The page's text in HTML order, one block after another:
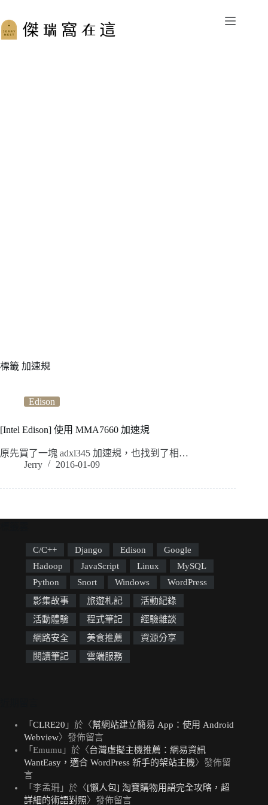
至
主
標籤 加速規
Edison
[Intel Edison] 使用 MMA7660 加速規
原先買了一塊 adxl345 加速規，也找到了相…
Jerry
2016-01-09
C/C++ Django Edison
Google
Hadoop
JavaScript Linux
MySQL
Python
Snort Windows
WordPress
影集故事
旅遊札記
活動紀錄
活動體驗
程式筆記
經驗雜談
網路安全
美食推薦
資源分享
閱讀筆記
雲端服務
「 CLRE20 」於〈幫網站建立簡易 App：使用 Android
Webview〉發佈留言
「 Emumu 」於〈台灣虛擬主機推薦：網易資訊
WantEasy，適合 WordPress 新手的架站主機〉發佈留
言
「 李孟珊 」於〈[懶人包] 淘寶購物用語完全攻略，超
詳細的術語對照〉發佈留言